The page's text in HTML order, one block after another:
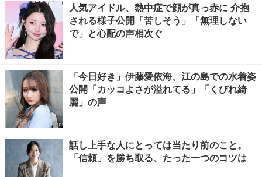
人気アイドル、熱中症で顔が真っ赤に 介抱
される様子公開「苦しそう」「無理しない
で」と心配の声相次ぐ
「今日好き」伊藤愛依海、江の島での水着姿
公開「カッコよさが溢れてる」「くびれ綺
麗」の声
話し上手な人にとっては当たり前のこと。
「信頼」を勝ち取る、たった一つのコツは